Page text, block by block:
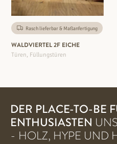
Rasch lieferbar & Maßanfertigung
WALDVIERTEL 2F EICHE
Türen, Füllungstüren
DER PLACE-TO-BE
ENTHUSIASTEN
- HOLZ, HYPE UND